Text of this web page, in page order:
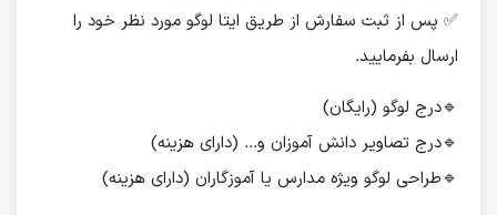
✅ پس از ثبت سفارش از طریق ایتا لوگو مورد نظر خود را
ارسال بفرمایید.
🔹درج لوگو (رایگان)
🔹درج تصاویر دانش آموزان و... (دارای هزینه)
🔹طراحی لوگو ویژه مدارس یا آموزگاران (دارای هزینه)